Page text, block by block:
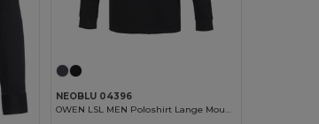
NEOBLU 04396
OWEN LSL MEN Poloshirt Lange Mouwen Voor Heren Met Verborgen Knoopsluiting